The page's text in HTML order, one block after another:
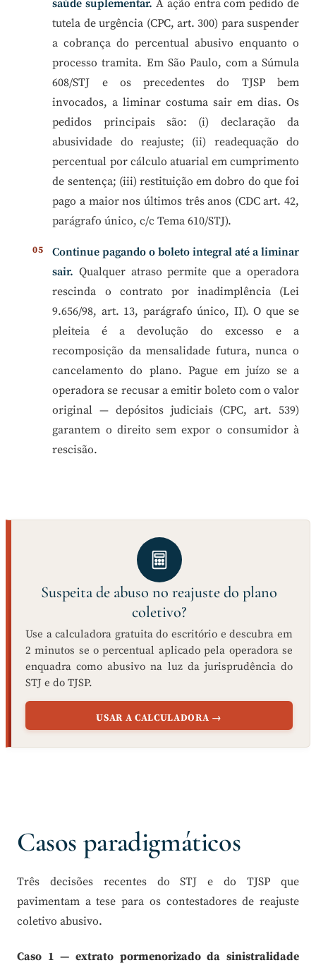
saúde suplementar. A ação entra com pedido de
tutela de urgência (CPC, art. 300) para suspender
a cobrança do percentual abusivo enquanto o
processo tramita. Em São Paulo, com a Súmula
608/STJ e os precedentes do TJSP bem
invocados, a liminar costuma sair em dias. Os
pedidos principais são: (i) declaração da
abusividade do reajuste; (ii) readequação do
percentual por cálculo atuarial em cumprimento
de sentença; (iii) restituição em dobro do que foi
pago a maior nos últimos três anos (CDC art. 42,
parágrafo único, c/c Tema 610/STJ).
Continue pagando o boleto integral até a liminar
sair. Qualquer atraso permite que a operadora
rescinda o contrato por inadimplência (Lei
9.656/98, art. 13, parágrafo único, II). O que se
pleiteia é a devolução do excesso e a
recomposição da mensalidade futura, nunca o
cancelamento do plano. Pague em juízo se a
operadora se recusar a emitir boleto com o valor
original — depósitos judiciais (CPC, art. 539)
garantem o direito sem expor o consumidor à
rescisão.
Suspeita de abuso no reajuste do plano
coletivo?
Use a calculadora gratuita do escritório e descubra em
2 minutos se o percentual aplicado pela operadora se
enquadra como abusivo na luz da jurisprudência do
STJ e do TJSP.
USAR A CALCULADORA →
Casos paradigmáticos
Três decisões recentes do STJ e do TJSP que
pavimentam a tese para os contestadores de reajuste
coletivo abusivo.
Caso 1 — extrato pormenorizado da sinistralidade